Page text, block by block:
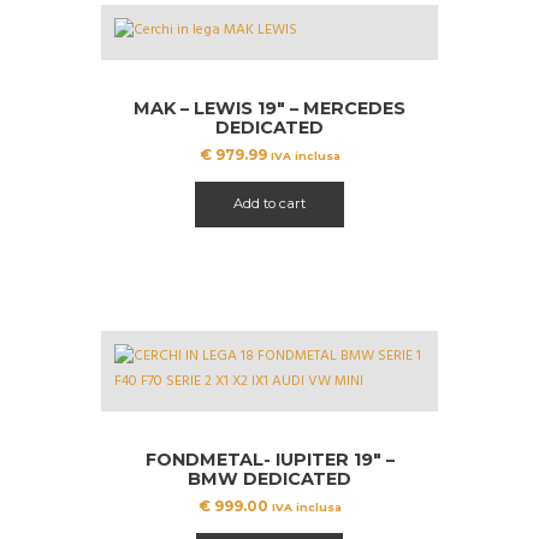
MAK – LEWIS 19″ – MERCEDES
DEDICATED
€979.99 IVA inclusa
Add to cart
FONDMETAL- IUPITER 19″ –
BMW DEDICATED
€999.00 IVA inclusa